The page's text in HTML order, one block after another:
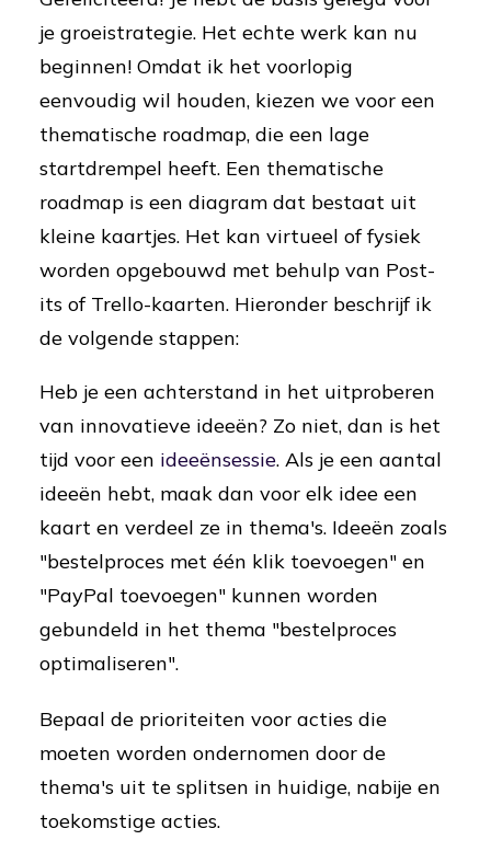
je groeistrategie. Het echte werk kan nu
beginnen! Omdat ik het voorlopig
eenvoudig wil houden, kiezen we voor een
thematische roadmap, die een lage
startdrempel heeft. Een thematische
roadmap is een diagram dat bestaat uit
kleine kaartjes. Het kan virtueel of fysiek
worden opgebouwd met behulp van Post-
its of Trello-kaarten. Hieronder beschrijf ik
de volgende stappen:
Heb je een achterstand in het uitproberen
van innovatieve ideeën? Zo niet, dan is het
tijd voor een ideeënsessie. Als je een aantal
ideeën hebt, maak dan voor elk idee een
kaart en verdeel ze in thema's. Ideeën zoals
"bestelproces met één klik toevoegen" en
"PayPal toevoegen" kunnen worden
gebundeld in het thema "bestelproces
optimaliseren".
Bepaal de prioriteiten voor acties die
moeten worden ondernomen door de
thema's uit te splitsen in huidige, nabije en
toekomstige acties.